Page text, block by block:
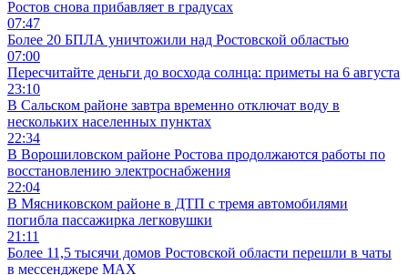
Ростов снова прибавляет в градусах
07:47
Более 20 БПЛА уничтожили над Ростовской областью
07:00
Пересчитайте деньги до восхода солнца: приметы на 6 августа
23:10
В Сальском районе завтра временно отключат воду в
нескольких населенных пунктах
22:34
В Ворошиловском районе Ростова продолжаются работы по
восстановлению электроснабжения
22:04
В Мясниковском районе в ДТП с тремя автомобилями
погибла пассажирка легковушки
21:11
Более 11,5 тысячи домов Ростовской области перешли в чаты
в мессенджере MAX